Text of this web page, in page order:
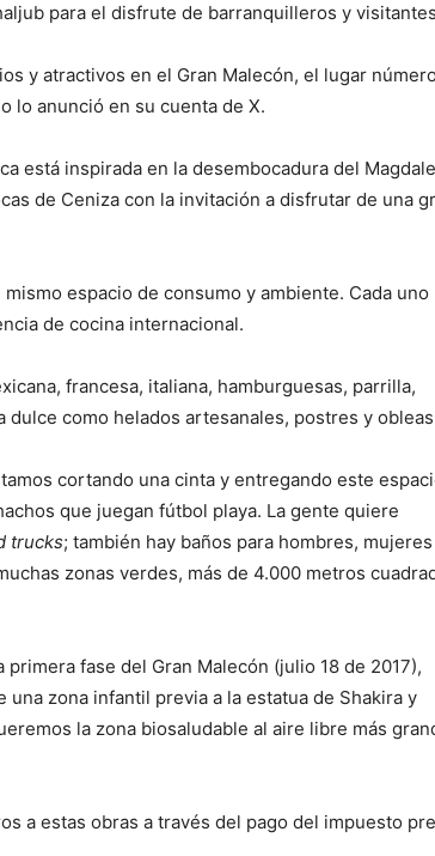
para el disfrute de barranquilleros y
y atractivos en el Gran Malecón, el lugar
lo anunció en su cuenta de X.
está inspirada en la desembocadura del
de Ceniza con la invitación a disfrutar de una
espacio de consumo y ambiente. Cada uno
de cocina internacional.
francesa, italiana, hamburguesas, parrilla,
dulce como helados artesanales, postres y
cortando una cinta y entregando este
que juegan fútbol playa. La gente quiere
trucks; también hay baños para hombres,
zonas verdes, más de 4.000 metros
fase del Gran Malecón (julio 18 de 2017),
zona infantil previa a la estatua de Shakira y
la zona biosaludable al aire libre más
a estas obras a través del pago del impuesto